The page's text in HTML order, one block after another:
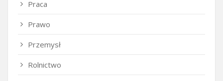
Praca
Prawo
Przemysł
Rolnictwo